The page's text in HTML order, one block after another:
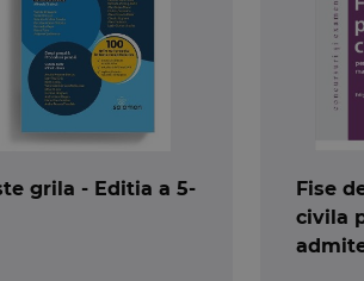
grila - Editia a 5-
Fise
civila